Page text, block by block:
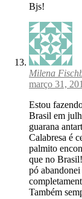
Bjs!
Milena
março 31,
Estou
Brasil em
guarana
Calabresa é
palmito
que no
pó
Também